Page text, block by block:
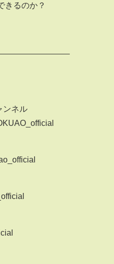
きるのか？
ンネル